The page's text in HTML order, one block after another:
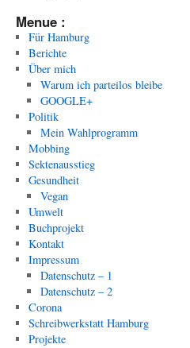
Menue :
Für Hamburg
Berichte
Über mich
Warum ich parteilos bleibe
GOOGLE+
Politik
Mein Wahlprogramm
Mobbing
Sektenausstieg
Gesundheit
Vegan
Umwelt
Buchprojekt
Kontakt
Impressum
Datenschutz – 1
Datenschutz – 2
Corona
Schreibwerkstatt Hamburg
Projekte